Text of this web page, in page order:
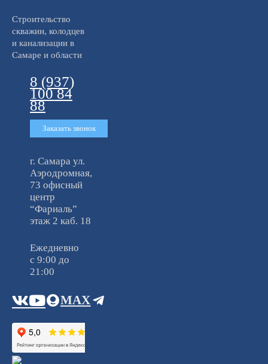
Строительство
скважин, колодцев
и канализации в
Самаре и области
8 (937)
100 84
88
Заказать звонок
г. Самара ул.
Аэродромная,
73 офисный
центр
“Фариаль”
этаж 2 каб. 18
Ежедневно
c 9:00 до
21:00
MAX